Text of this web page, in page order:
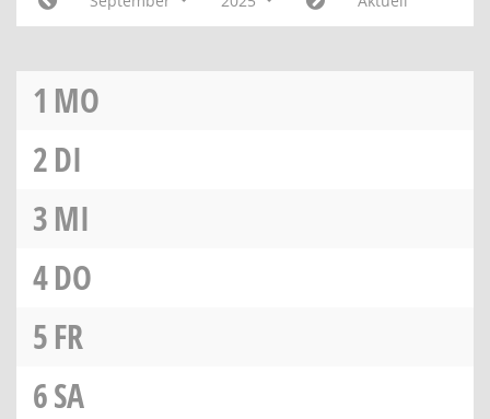
1 MO
2DI
3MI
4DO
5FR
6SA